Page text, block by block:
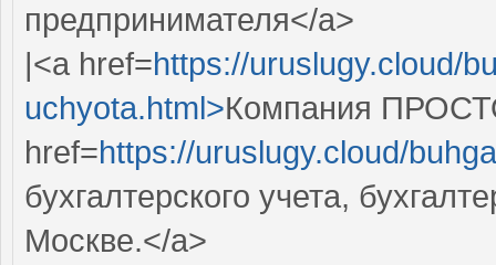
предпринимателя</a>
|<a href=https://uruslugy.cloud/
uchyota.html>Компания
href=https://uruslugy.cloud/
бухгалтерского учета,
Москве.</a>